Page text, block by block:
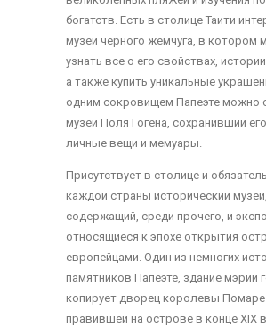
богатств. Есть в столице Таити
музей черного жемчуга, в котором
узнать все о его свойствах, истории
а также купить уникальные
одним сокровищем Папеэте можно
музей Поля Гогена, сохранивший
личные вещи и мемуары.
Присутствует в столице и
каждой страны исторический музей,
содержащий, среди прочего, и
относящиеся к эпохе открытия
европейцами. Один из немногих
памятников Папеэте, здание мэрии
копирует дворец королевы Помаре
правившей на острове в конце XIX